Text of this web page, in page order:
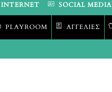
INTERNET SOCIAL MEDIA
PLAYROOM ΑΓΓΕΛΊΕΣ